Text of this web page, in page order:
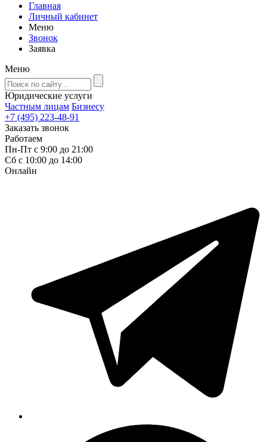
Главная
Личный кабинет
Меню
Звонок
Заявка
Меню
Юридические услуги
Частным лицам Бизнесу
+7 (495) 223-48-91
Заказать звонок
Работаем
Пн-Пт с 9:00 до 21:00
Сб с 10:00 до 14:00
Онлайн